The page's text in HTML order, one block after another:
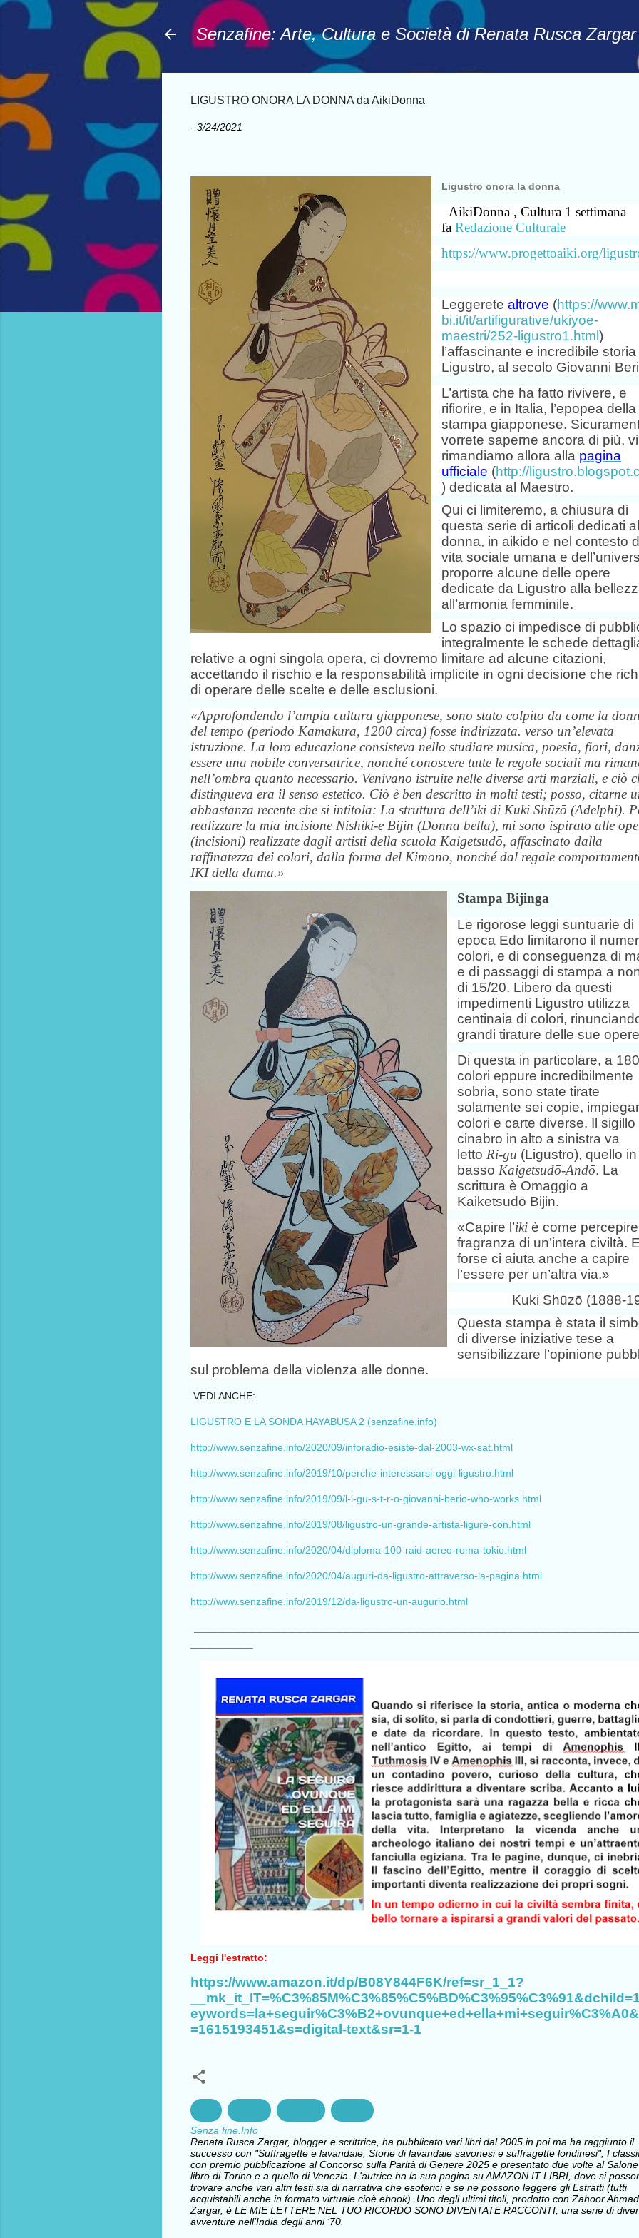
Senzafine: Arte, Cultura e Società di Renata Rusca Zargar
LIGUSTRO ONORA LA DONNA da AikiDonna
- 3/24/2021
Ligustro onora la donna
AikiDonna , Cultura 1 settimana
fa Redazione Culturale
https://www.progettoaiki.org/
Leggerete altrove (https://
bi.it/it/artifigurative/ukiyoe-
maestri/252-ligustro1.html )
l’affascinante e incredibile
Ligustro, al secolo Giovanni
L’artista che ha fatto rivivere, e
rifiorire, e in Italia, l’epopea della
stampa giapponese.
vorrete saperne ancora di più, vi
rimandiamo allora alla pagina
ufficiale (http://
) dedicata al Maestro.
Qui ci limiteremo, a chiusura di
questa serie di articoli dedicati
donna, in aikido e nel contesto
vita sociale umana e
proporre alcune delle opere
dedicate da Ligustro alla
all’armonia femminile.
Lo spazio ci impedisce di
integralmente le schede
relative a ogni singola opera, ci dovremo limitare ad alcune citazioni,
accettando il rischio e la responsabilità implicite in ogni decisione che
di operare delle scelte e delle esclusioni.
«Approfondendo l’ampia cultura giapponese, sono stato colpito da come la
del tempo (periodo Kamakura, 1200 circa) fosse indirizzata. verso un’elevata
istruzione. La loro educazione consisteva nello studiare musica, poesia, fiori,
essere una nobile conversatrice, nonché conoscere tutte le regole sociali ma
nell’ombra quanto necessario. Venivano istruite nelle diverse arti marziali, e ciò
distingueva era il senso estetico. Ciò è ben descritto in molti testi; posso, citarne
abbastanza recente che si intitola: La struttura dell’iki di Kuki Shūzō (Adelphi).
realizzare la mia incisione Nishiki-e Bijin (Donna bella), mi sono ispirato alle
(incisioni) realizzate dagli artisti della scuola Kaigetsudō, affascinato dalla
raffinatezza dei colori, dalla forma del Kimono, nonché dal regale
IKI della dama.»
Stampa Bijinga
Le rigorose leggi suntuarie di
epoca Edo limitarono il
colori, e di conseguenza di
e di passaggi di stampa a
di 15/20. Libero da questi
impedimenti Ligustro utilizza
centinaia di colori,
grandi tirature delle sue
Di questa in particolare, a 180
colori eppure incredibilmente
sobria, sono state tirate
solamente sei copie,
colori e carte diverse. Il sigillo
cinabro in alto a sinistra va
letto Ri-gu (Ligustro), quello in
basso Kaigetsudō-Andō. La
scrittura è Omaggio a
Kaiketsudō Bijin.
«Capire l’iki è come
fragranza di un’intera civiltà.
forse ci aiuta anche a capire
l’essere per un’altra via.»
Kuki Shūzō (1888-
Questa stampa è stata il
di diverse iniziative tese a
sensibilizzare l’opinione
sul problema della violenza alle donne.
VEDI ANCHE:
LIGUSTRO E LA SONDA HAYABUSA 2 (senzafine.info)
http://www.senzafine.info/2020/09/inforadio-esiste-dal-2003-wx-sat.html
http://www.senzafine.info/2019/10/perche-interessarsi-oggi-ligustro.html
http://www.senzafine.info/2019/09/l-i-gu-s-t-r-o-giovanni-berio-who-works.html
http://www.senzafine.info/2019/08/ligustro-un-grande-artista-ligure-con.html
http://www.senzafine.info/2020/04/diploma-100-raid-aereo-roma-tokio.html
http://www.senzafine.info/2020/04/auguri-da-ligustro-attraverso-la-pagina.html
http://www.senzafine.info/2019/12/da-ligustro-un-augurio.html
Leggi l'estratto:
https://www.amazon.it/dp/B08Y844F6K/ref=sr_1_1?
=1615193451&s=digital-text&sr=1-1
Senza fine.Info
Renata Rusca Zargar, blogger e scrittrice, ha pubblicato vari libri dal 2005 in poi ma ha raggiunto il
successo con "Suffragette e lavandaie, Storie di lavandaie savonesi e suffragette londinesi", I
con premio pubblicazione al Concorso sulla Parità di Genere 2025 e presentato due volte al
libro di Torino e a quello di Venezia. L'autrice ha la sua pagina su AMAZON.IT LIBRI, dove si
trovare anche vari altri testi sia di narrativa che esoterici e se ne possono leggere gli Estratti (tutti
acquistabili anche in formato virtuale cioè ebook). Uno degli ultimi titoli, prodotto con Zahoor Ahmad
Zargar, è LE MIE LETTERE NEL TUO RICORDO SONO DIVENTATE RACCONTI, una serie di
avventure nell’India degli anni ‘70.